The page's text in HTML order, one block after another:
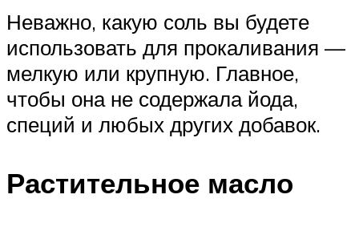
Неважно, какую соль вы будете
использовать для прокаливания —
мелкую или крупную. Главное,
чтобы она не содержала йода,
специй и любых других добавок.
Растительное масло